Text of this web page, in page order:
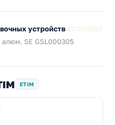
устройств
алюм. SE GSL000305
ETIM